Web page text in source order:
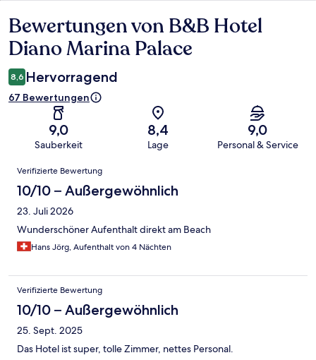
Bewertungen
Bewertungen von B&B Hotel
Diano Marina Palace
8,6 Hervorragend
67 Bewertungen
9,0
Sauberkeit
8,4
Lage
9,0
Personal & Service
Bewertungen
Verifizierte Bewertung
10/10 – Außergewöhnlich
23. Juli 2026
Wunderschöner Aufenthalt direkt am Beach
Hans Jörg, Aufenthalt von 4 Nächten
Verifizierte Bewertung
10/10 – Außergewöhnlich
25. Sept. 2025
Das Hotel ist super, tolle Zimmer, nettes Personal.